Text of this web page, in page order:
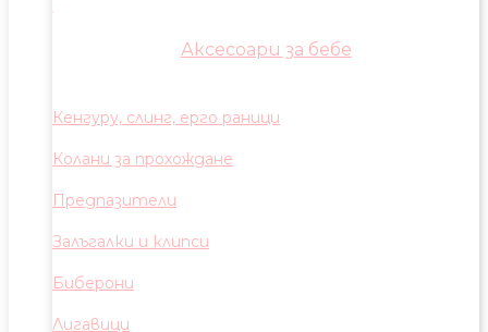
Аксесоари за бебе
Кенгуру, слинг, ерго раници
Колани за прохождане
Предпазители
Залъгалки и клипси
Биберони
Лигавици